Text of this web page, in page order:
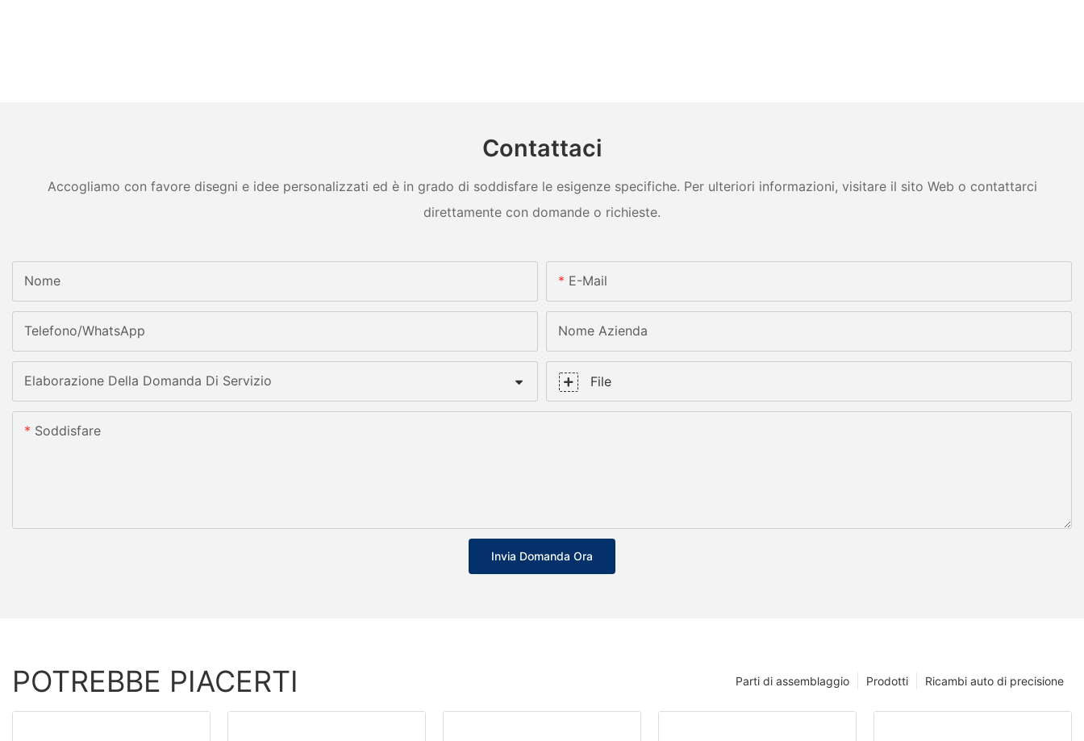
Contattaci
Accogliamo con favore disegni e idee personalizzati ed è in grado di soddisfare le esigenze specifiche. Per ulteriori informazioni, visitare il sito Web o contattarci
direttamente con domande o richieste.
Nome E-Mail
Telefono/WhatsApp Nome Azienda
Elaborazione Della Domanda Di Servizio File
Soddisfare
Invia Domanda Ora
POTREBBE PIACERTI Ricambi auto di precisione
Prodotti
Parti di assemblaggio